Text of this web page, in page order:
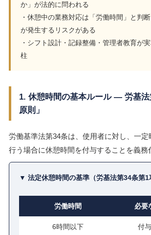
か」が法的に問われる
・休憩中の業務対応は「労働時間」と判
が発生するリスクがある
・シフト設計・記録整備・管理者教育が
柱
1. 休憩時間の基本ルール ― 労基法
原則」
労働基準法第34条は、使用者に対し、一定
行う場合に休憩時間を付与することを義務
▼ 法定休憩時間の基準（労基法第34条第1
労働時間 必要
6時間以下 付